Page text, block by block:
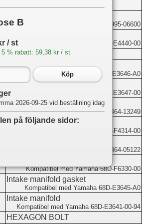
Kompatibel med Yamaha 92995-06600
Kompatibel med Yamaha 68D-E4440-00
O-ring 24x031
Carburetor gasket
Kompatibel med Yamaha 68D-E3646-A0
Carburetor spacer
Kompatibel med Yamaha 68D-E3647-00
Intake assembly jam
Kompatibel med Yamaha 90464-13249
Hose 5x8x210
Kompatibel med Yamaha 68D-F4314-00
Kompatibel med Yamaha 90464-05122
Kompatibel med Yamaha 68D-F6330-00
Intake manifold gasket
Kompatibel med Yamaha 68D-E3645-A0
Intake manifold
Kompatibel med Yamaha 68D-E3641-00-94
HEXAGON BOLT
B
/ st
5 % rabatt: 59,38 kr / st
Köp
2026-09-25 vid beställning idag
på följande sidor: